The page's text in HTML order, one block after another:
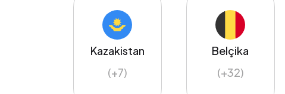
Kazakistan
(+7)
Belçika
(+32)